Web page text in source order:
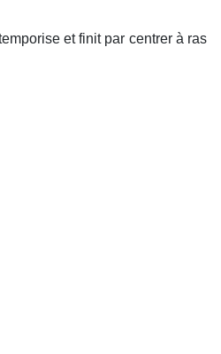
et finit par centrer à ras